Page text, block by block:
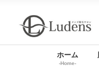
ホーム
-Home-